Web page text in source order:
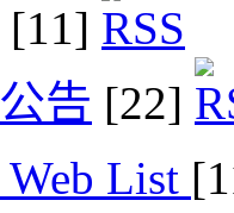
[11]
告 [22]
List